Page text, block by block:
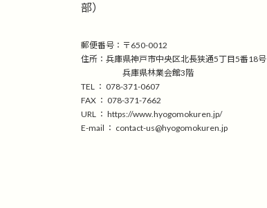
部）
郵便番号：〒650-0012
住所：兵庫県神戸市中央区北長狭通5丁目5番18号
兵庫県林業会館3階
TEL ： 078-371-0607
FAX ： 078-371-7662
URL ： https://www.hyogomokuren.jp/
E-mail ： contact-us@hyogomokuren.jp